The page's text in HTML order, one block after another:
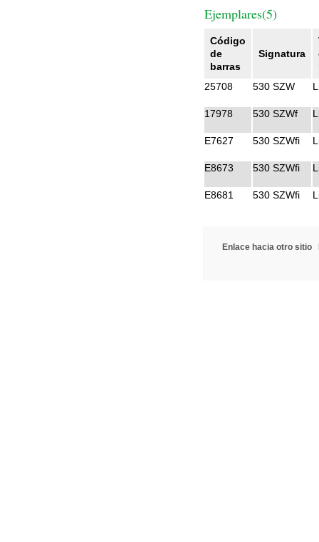
Ejemplares(5)
Código
de
barras
Signatura
25708
530 SZW
17978 530 SZWf
E7627 530 SZWfi
E8673 530 SZWfi
E8681 530 SZWfi
Enlace hacia otro sitio